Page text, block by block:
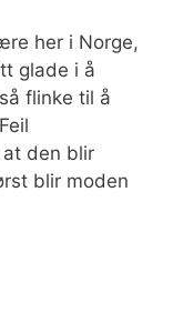
her i Norge,
glade i å
flinke til å
den blir
blir moden